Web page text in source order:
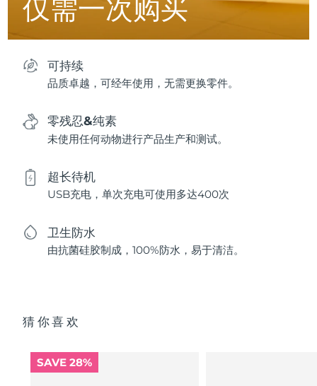
仅需一次购买
可持续
品质卓越，可经年使用，无需更换零件。
零残忍&纯素
未使用任何动物进行产品生产和测试。
超长待机
USB充电，单次充电可使用多达400次
卫生防水
由抗菌硅胶制成，100%防水，易于清洁。
猜你喜欢
SAVE 28%